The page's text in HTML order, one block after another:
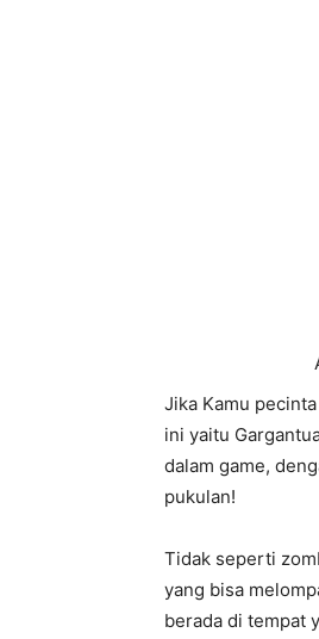
Jika Kamu
ini yaitu
dalam game,
pukulan!
Tidak seperti
yang bisa
berada di tempat